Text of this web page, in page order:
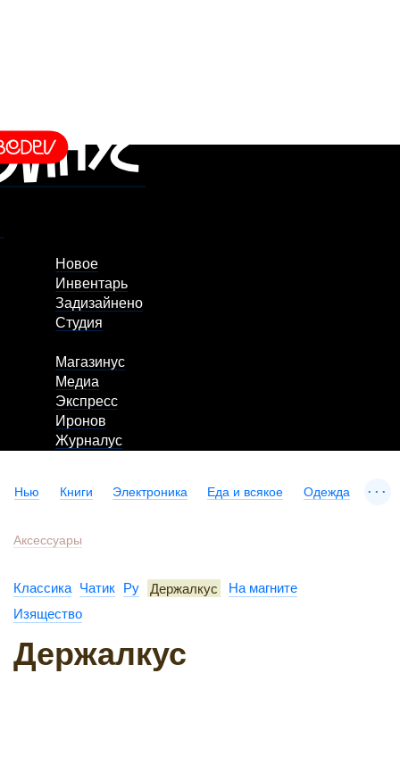
Новое
Инвентарь
Задизайнено
Студия
Магазинус
Медиа
Экспресс
Иронов
Журналус
Нью Книги Электроника Еда и всякое Одежда ...
Аксессуары
Классика Чатик Ру Держалкус
На магните
Изящество
Держалкус